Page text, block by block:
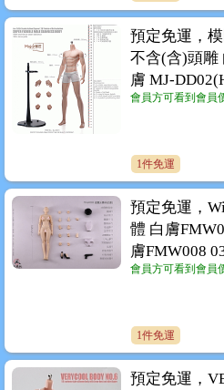
預定免運，
不含(含)頭雕
膚 MJ-
會員方可看到會員
1件免運
預定免運，
體 白膚
膚FMW008
會員方可看到會員
1件免運
預定免運，